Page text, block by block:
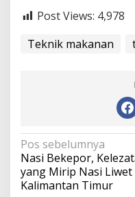
Post Views: 4,978
Teknik makanan
N
a
v
Pos sebelumnya
Nasi Bekepor,
yang Mirip Nasi Liwet
Kalimantan Timur